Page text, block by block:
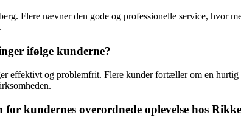
Flere nævner den gode og professionelle service, hvor
ifølge kunderne?
effektivt og problemfrit. Flere kunder fortæller om en
kundernes overordnede oplevelse hos